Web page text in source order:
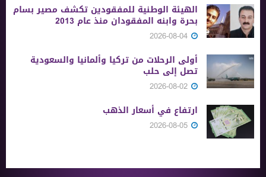
الهيئة الوطنية للمفقودين تكشف مصير بسام
بحرة وابنه المفقودان منذ عام 2013
أولى الرحلات من ‏تركيا وألمانيا والسعودية
تصل إلى حلب
ارتفاع في أسعار الذهب